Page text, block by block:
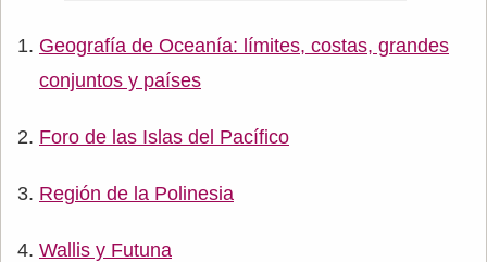
Geografía de Oceanía: límites, costas, grandes
conjuntos y países
Foro de las Islas del Pacífico
Región de la Polinesia
Wallis y Futuna